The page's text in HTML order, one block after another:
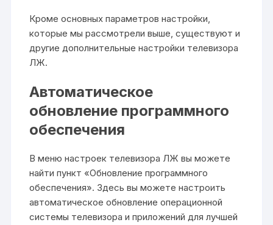
Кроме основных параметров настройки,
которые мы рассмотрели выше, существуют и
другие дополнительные настройки телевизора
ЛЖ.
Автоматическое
обновление программного
обеспечения
В меню настроек телевизора ЛЖ вы можете
найти пункт «Обновление программного
обеспечения». Здесь вы можете настроить
автоматическое обновление операционной
системы телевизора и приложений для лучшей